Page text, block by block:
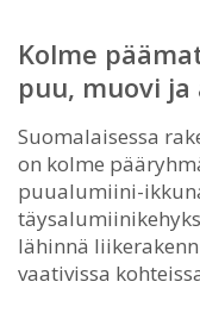
Kolme
puu, muovi
Suomalaisessa
on kolme
puualumiini-
lähinnä
vaativissa